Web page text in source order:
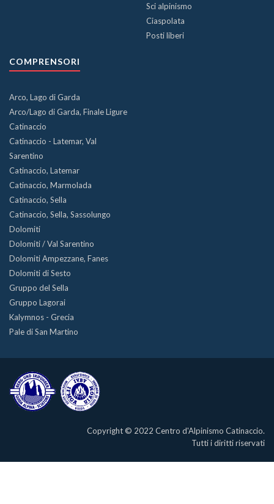
Sci alpinismo
Ciaspolata
Posti liberi
COMPRENSORI
Arco, Lago di Garda
Arco/Lago di Garda, Finale Ligure
Catinaccio
Catinaccio - Latemar, Val
Sarentino
Catinaccio, Latemar
Catinaccio, Marmolada
Catinaccio, Sella
Catinaccio, Sella, Sassolungo
Dolomiti
Dolomiti / Val Sarentino
Dolomiti Ampezzane, Fanes
Dolomiti di Sesto
Gruppo del Sella
Gruppo Lagorai
Kalymnos - Grecia
Pale di San Martino
Copyright © 2022 Centro d'Alpinismo Catinaccio.
Tutti i diritti riservati